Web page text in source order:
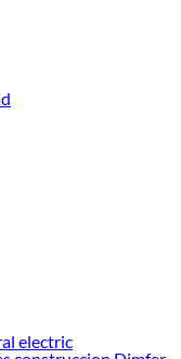
Sodimac tenemos
y Protección, así que no
para que
elige entre las
importantes al
con una amplia
Protección. De esta
y satisfacción
electric